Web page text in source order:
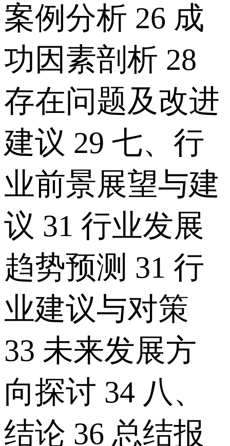
案例分析 26 成
功因素剖析 28
存在问题及改进
建议 29 七、行
业前景展望与建
议 31 行业发展
趋势预测 31 行
业建议与对策
33 未来发展方
向探讨 34 八、
结论 36 总结报